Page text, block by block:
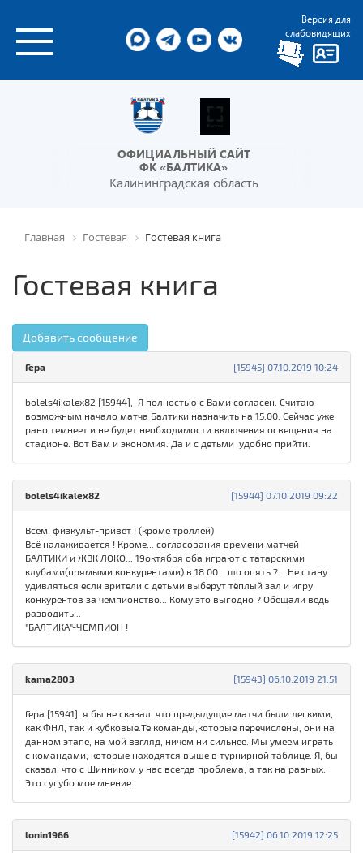
Версия для
слабовидящих
ОФИЦИАЛЬНЫЙ САЙТ
ФК «БАЛТИКА»
Калининградская область
Главная Гостевая Гостевая книга
Гостевая книга
Добавить сообщение
[15945] 07.10.2019 10:24
Гера
bolels4ikalex82 [15944], Я полностью с Вами согласен. Считаю
возможным начало матча Балтики назначить на 15.00. Сейчас уже
рано темнеет и не будет необходимости включения освещения на
стадионе. Вот Вам и экономия. Да и с детьми удобно прийти.
[15944] 07.10.2019 09:22
bolels4ikalex82
Всем, физкульт-привет ! (кроме троллей)
Всё налаживается ! Кроме... согласования времени матчей
БАЛТИКИ и ЖВК ЛОКО... 19октября оба играют с татарскими
клубами(прямыми конкурентами) в 18.00... шо опять ?... Не стану
удивляться если зрители с детьми выберут тёплый зал и игру
конкурентов за чемпионство... Кому это выгодно ? Обещали ведь
разводить...
"БАЛТИКА"-ЧЕМПИОН !
[15943] 06.10.2019 21:51
kama2803
Гера [15941], я бы не сказал, что предыдущие матчи были легкими,
как ФНЛ, так и кубковые.Те команды,которые перечислены, они на
данном этапе, на мой взгляд, ничем ни сильнее. Мы умеем играть
с командами, которые находятся выше в турнирной таблице. Я, бы
сказал, что с Шинником у нас всегда проблема, а так на равных.
Это сугубо мое мнение.
[15942] 06.10.2019 12:25
lonin1966